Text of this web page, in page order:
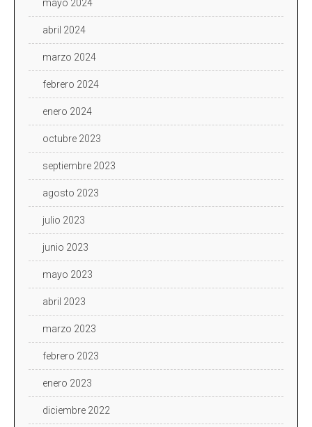
mayo 2024
abril 2024
marzo 2024
febrero 2024
enero 2024
octubre 2023
septiembre 2023
agosto 2023
julio 2023
junio 2023
mayo 2023
abril 2023
marzo 2023
febrero 2023
enero 2023
diciembre 2022